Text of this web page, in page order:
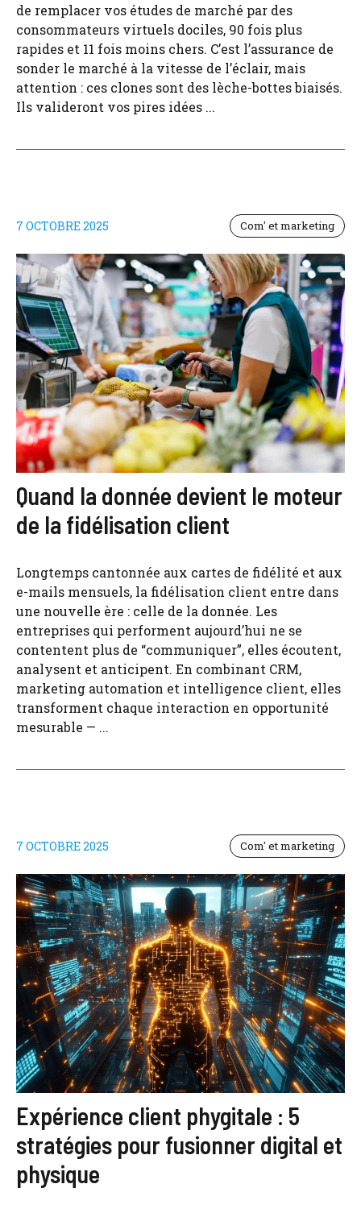
de remplacer vos études de marché par des
consommateurs virtuels dociles, 90 fois plus
rapides et 11 fois moins chers. C’est l’assurance de
sonder le marché à la vitesse de l’éclair, mais
attention : ces clones sont des lèche-bottes biaisés.
Ils valideront vos pires idées ...
7 OCTOBRE 2025 Com' et marketing
Quand la donnée devient le moteur
de la fidélisation client
Longtemps cantonnée aux cartes de fidélité et aux
e-mails mensuels, la fidélisation client entre dans
une nouvelle ère : celle de la donnée. Les
entreprises qui performent aujourd’hui ne se
contentent plus de “communiquer”, elles écoutent,
analysent et anticipent. En combinant CRM,
marketing automation et intelligence client, elles
transforment chaque interaction en opportunité
mesurable — ...
7 OCTOBRE 2025 Com' et marketing
Expérience client phygitale : 5
stratégies pour fusionner digital et
physique